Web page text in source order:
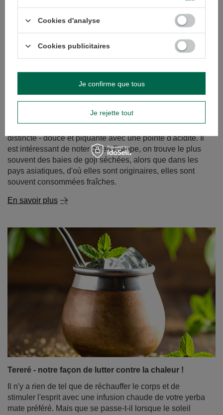
de thé à base de Clitoria ternatea, est une infusion qui
ravit non seulement par sa saveur, mais surtout par sa
couleur. D'un bleu intense, virant au violet ou au rose
lorsqu'on y ajoute du jus de citron, cette boisson a fait le
tour du monde auprès des amateurs de produits naturels
et des adeptes de belles photos dignes d'Instagram.
Baies de Goji - de quelle plante s'agit-il ? Quelles
sont leurs propriétés et comment les consommer ?
Depuis quelques années, les baies de goji font fureur
dans le monde des super-aliments naturels et de
l'alimentation saine. Ces petits fruits rouges regorgent
d'une quantité impressionnante de vitamines, de
minéraux et d'antioxydants, tout en offrant une saveur
distincte - douce et piquante avec une pointe d'acidité. Il
est intéressant de noter qu'en Europe, on trouve le plus
souvent des baies de goji séchées, alors que dans les
souvent consommées fraîches.
En savoir plus
Cookies d'analyse
Cookies publicitaires
Je rejette tout
Je confirme que tous